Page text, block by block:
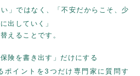
い」ではなく、「不安だからこそ、少
出していく」
えることです。
険を書き出す」だけにする
ポイントを3つだけ専門家に質問す